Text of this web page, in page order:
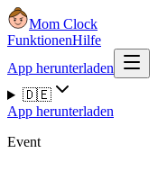
Mom Clock
FunktionenHilfe
App herunterladen
🇩🇪
App herunterladen
Event